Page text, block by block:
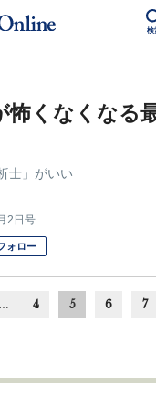
検
怖くなくなる
士」がいい
2日号
ォロー
… 4 5 6 7